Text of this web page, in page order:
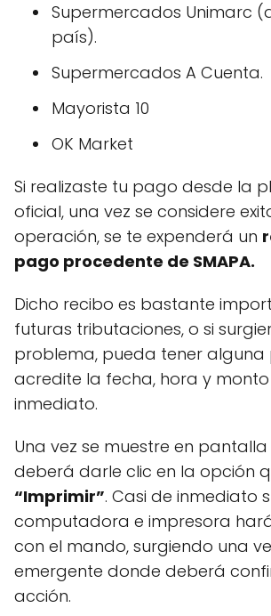
Supermercados Unimarc
país).
Supermercados A Cuenta.
Mayorista 10
OK Market
Si realizaste tu pago desde la
oficial, una vez se considere
operación, se te expenderá un
pago procedente de SMAPA.
Dicho recibo es bastante
futuras tributaciones, o si
problema, pueda tener alguna
acredite la fecha, hora y
inmediato.
Una vez se muestre en
deberá darle clic en la opción
“Imprimir”. Casi de inmediato
computadora e impresora
con el mando, surgiendo una
emergente donde deberá
acción.